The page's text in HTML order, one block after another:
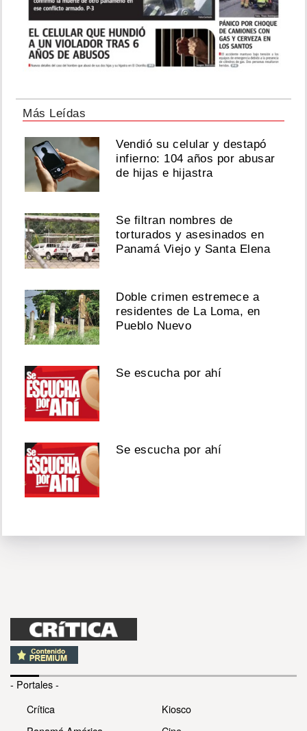
Más Leídas
Vendió su celular y destapó
infierno: 104 años por abusar
de hijas e hijastra
Se filtran nombres de
torturados y asesinados en
Panamá Viejo y Santa Elena
Doble crimen estremece a
residentes de La Loma, en
Pueblo Nuevo
Se escucha por ahí
Se escucha por ahí
- Portales -
Crítica
Kiosco